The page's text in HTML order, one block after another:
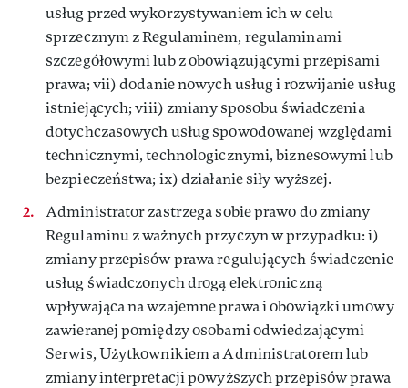
usług przed wykorzystywaniem ich w celu
sprzecznym z Regulaminem, regulaminami
szczegółowymi lub z obowiązującymi przepisami
prawa; vii) dodanie nowych usług i rozwijanie usług
istniejących; viii) zmiany sposobu świadczenia
dotychczasowych usług spowodowanej względami
technicznymi, technologicznymi, biznesowymi lub
bezpieczeństwa; ix) działanie siły wyższej.
Administrator zastrzega sobie prawo do zmiany
Regulaminu z ważnych przyczyn w przypadku: i)
zmiany przepisów prawa regulujących świadczenie
usług świadczonych drogą elektroniczną
wpływająca na wzajemne prawa i obowiązki umowy
zawieranej pomiędzy osobami odwiedzającymi
Serwis, Użytkownikiem a Administratorem lub
zmiany interpretacji powyższych przepisów prawa